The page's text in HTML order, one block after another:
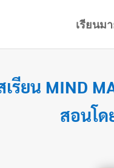
เรียนม
รียน MIND
สอนโด